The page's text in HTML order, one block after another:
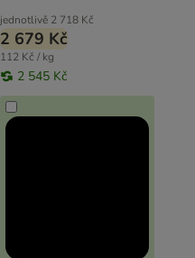
jednotlivě 2 718 Kč
2 679 Kč
112 Kč / kg
2 545 Kč